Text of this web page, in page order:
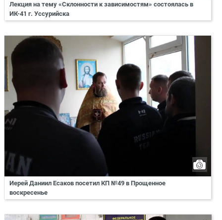
Лекция на тему «Склонности к зависимостям» состоялась в
ИК-41 г. Уссурийска
Иерей Даниил Есаков посетил КП №49 в Прощенное
воскресенье